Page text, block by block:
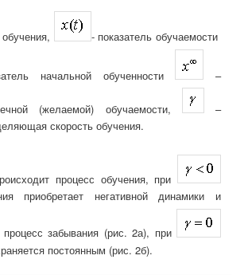
- показатель обучаемости
начальной обученности –
(желаемой) обучаемости,
–
скорость обучения.
процесс обучения, при
приобретает негативной динамики и
забывания (рис. 2а), при
постоянным (рис. 2б).